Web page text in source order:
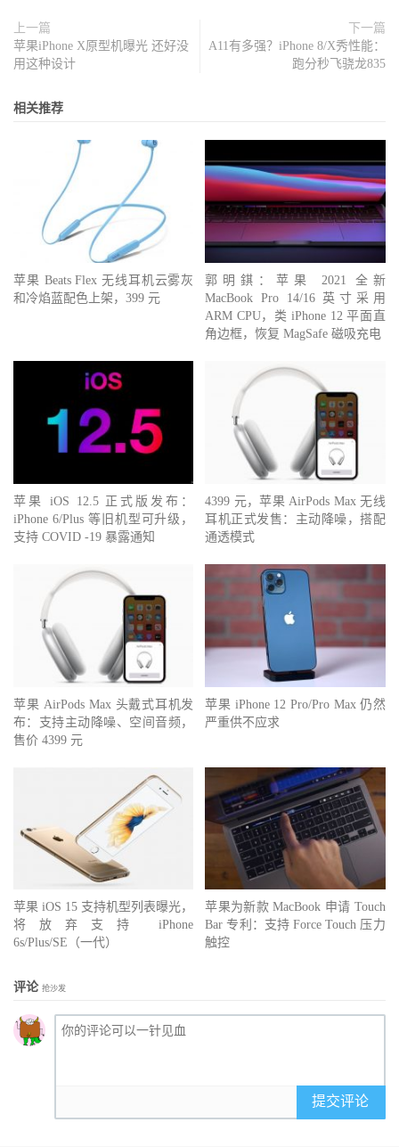
上一篇
苹果iPhone X原型机曝光 还好没
用这种设计
下一篇
A11有多强？iPhone 8/X秀性能：
跑分秒飞骁龙835
相关推荐
苹果 Beats Flex 无线耳机云雾灰
和冷焰蓝配色上架，399 元
郭明錤：苹果 2021 全新
MacBook Pro 14/16 英寸采用
ARM CPU，类 iPhone 12 平面直
角边框，恢复 MagSafe 磁吸充电
苹果 iOS 12.5 正式版发布：
iPhone 6/Plus 等旧机型可升级，
支持 COVID -19 暴露通知
4399 元，苹果 AirPods Max 无线
耳机正式发售：主动降噪，搭配
通透模式
苹果 AirPods Max 头戴式耳机发
布：支持主动降噪、空间音频，
售价 4399 元
苹果 iPhone 12 Pro/Pro Max 仍然
严重供不应求
苹果 iOS 15 支持机型列表曝光，
将放弃支持 iPhone
6s/Plus/SE（一代）
苹果为新款 MacBook 申请 Touch
Bar 专利：支持 Force Touch 压力
触控
评论 抢沙发
提交评论